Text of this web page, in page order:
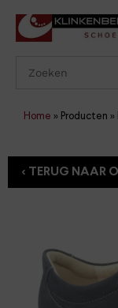
Home » Producten »